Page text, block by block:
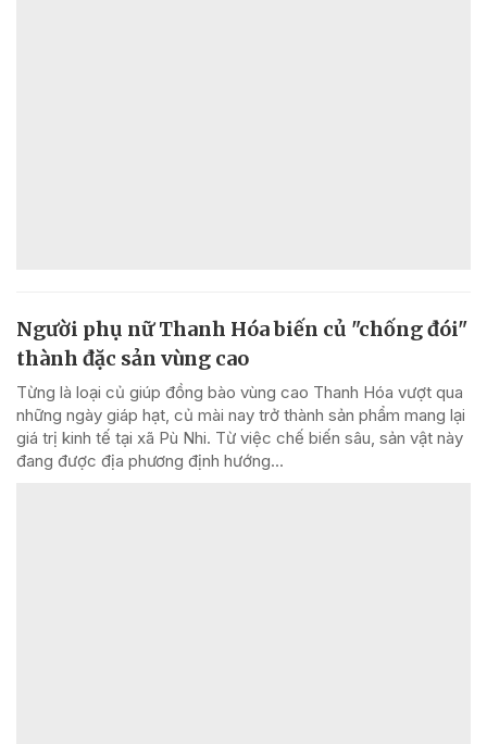
Người phụ nữ Thanh Hóa biến củ "chống đói"
thành đặc sản vùng cao
Từng là loại củ giúp đồng bào vùng cao Thanh Hóa vượt qua
những ngày giáp hạt, củ mài nay trở thành sản phẩm mang lại
giá trị kinh tế tại xã Pù Nhi. Từ việc chế biến sâu, sản vật này
đang được địa phương định hướng...